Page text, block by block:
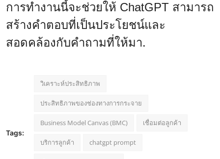
การทำงานนี้จะช่วยให้ ChatGPT สามารถ
สร้างคำตอบที่เป็นประโยชน์และ
สอดคล้องกับคำถามที่ให้มา.
Tags:
วิเคราะห์ประสิทธิภาพ
ประสิทธิภาพของช่องทางการกระจาย
Business Model Canvas (BMC) เชื่อมต่อลูกค้า
บริการลูกค้า chatgpt prompt